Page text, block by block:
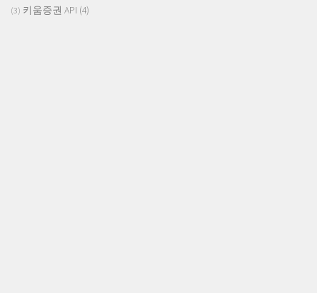
(3) 키움증권 API (4)